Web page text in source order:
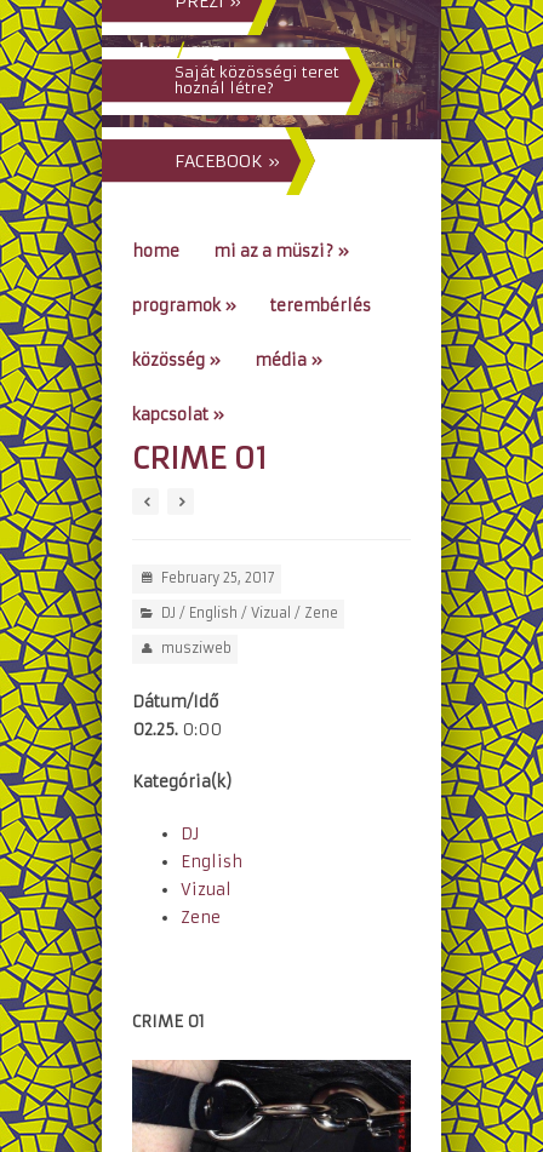
hun/eng
Saját közösségi teret
hoznál létre?
FACEBOOK »
home mi az a müszi? »
programok» terembérlés
közösség » média »
kapcsolat »
go to...
CRIME 01
February 25, 2017
DJ / English / Vizual / Zene
musziweb
Dátum/Idő
02.25. 0:00
Kategória(k)
DJ
English
Vizual
Zene
CRIME 01